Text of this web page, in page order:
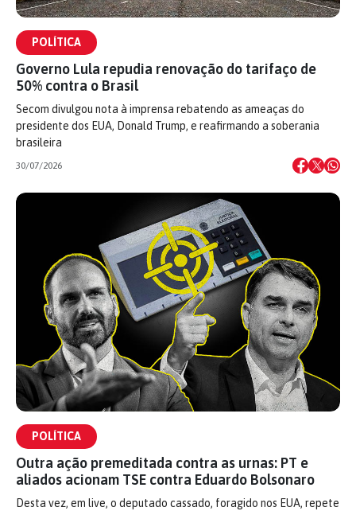
POLÍTICA
Governo Lula repudia renovação do tarifaço de
50% contra o Brasil
Secom divulgou nota à imprensa rebatendo as ameaças do
presidente dos EUA, Donald Trump, e reafirmando a soberania
brasileira
30/07/2026
POLÍTICA
Outra ação premeditada contra as urnas: PT e
aliados acionam TSE contra Eduardo Bolsonaro
Desta vez, em live, o deputado cassado, foragido nos EUA, repete